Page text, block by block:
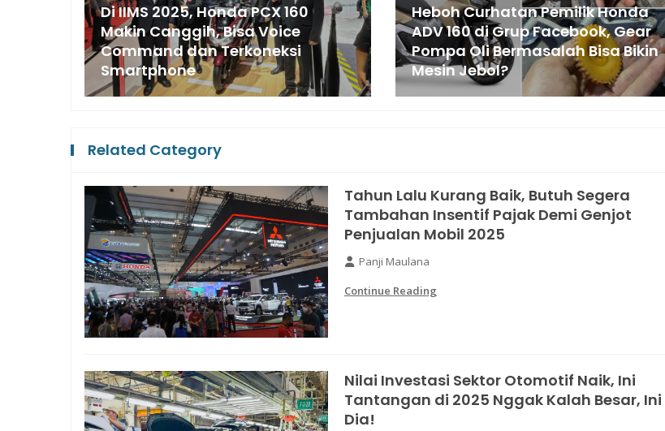
Di IIMS 2025, Honda PCX 160
Makin Canggih, Bisa Voice
Command dan Terkoneksi
Smartphone
Heboh Curhatan Pemilik Honda
ADV 160 di Grup Facebook, Gear
Pompa Oli Bermasalah Bisa Bikin
Mesin Jebol?
Related Category
Tahun Lalu Kurang Baik, Butuh Segera
Tambahan Insentif Pajak Demi Genjot
Penjualan Mobil 2025
Panji Maulana
Continue Reading
Nilai Investasi Sektor Otomotif Naik, Ini
Tantangan di 2025 Nggak Kalah Besar, Ini
Dia!